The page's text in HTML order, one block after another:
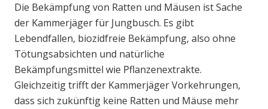
Die Bekämpfung von Ratten und Mäusen ist Sache
der Kammerjäger für Jungbusch. Es gibt
Lebendfallen, biozidfreie Bekämpfung, also ohne
Tötungsabsichten und natürliche
Bekämpfungsmittel wie Pflanzenextrakte.
Gleichzeitig trifft der Kammerjäger Vorkehrungen,
dass sich zukünftig keine Ratten und Mäuse mehr